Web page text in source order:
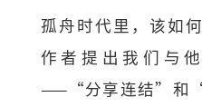
孤舟时代里，该如
作者提出我们与
——“分享连结”和“